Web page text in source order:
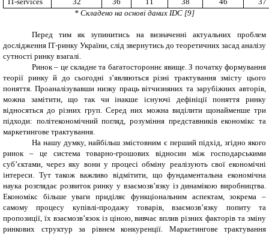
* Складено на основі даних IDC [9]
Перед тим як зупинитись на визначенні актуальних проблем
дослідження ІТ-ринку України, слід звернутись до теоретичних засад аналізу
сутності ринку взагалі.
Ринок – це складне та багатостороннє явище. З початку формування
теорії ринку й до сьогодні з’являються різні трактування змісту цього
поняття. Проаналізувавши низку праць вітчизняних та зарубіжних авторів,
можна замітити, що так чи інакше існуючі дефініції поняття ринку
відносяться до різних груп. Серед них можна виділити щонайменше три
підходи: політекономічний погляд, розуміння представників економікс та
маркетингове трактування.
На нашу думку, найбільш змістовним є перший підхід, згідно якого
ринок – це система товарно-грошових відносин між господарськими
суб’єктами, через яку вони у процесі обміну реалізують свої економічні
інтереси. Тут також важливо відмітити, що фундаментальна економічна
наука розглядає розвиток ринку у взаємозв’язку із динамікою виробництва.
Економікс більше уваги приділяє функціональним аспектам, зокрема –
самому процесу купівлі-продажу товарів, взаємозв’язку попиту та
пропозиції, їх взаємозв’язок із ціною, вивчає вплив різних факторів та зміну
ринкових структур за рівнем конкуренції. Маркетингове трактування